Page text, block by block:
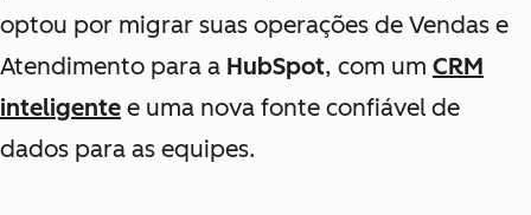
optou por migrar suas operações de Vendas e
Atendimento para a HubSpot, com um CRM
inteligente e uma nova fonte confiável de
dados para as equipes.